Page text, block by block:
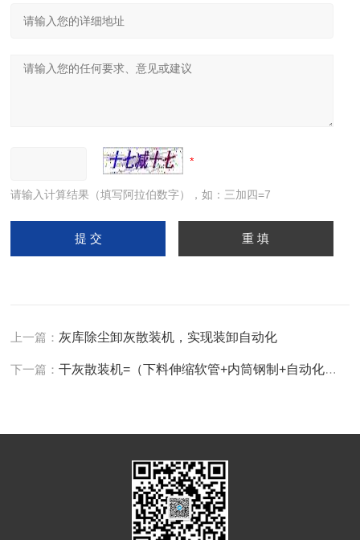
请输入计算结果（填写阿拉伯数字），如：三加四=7
上一篇： 灰库除尘卸灰散装机，实现装卸自动化
下一篇：干灰散装机=（下料伸缩软管+内筒钢制+自动化配置）